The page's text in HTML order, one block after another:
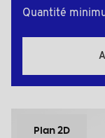
Quantité
Plan 2D